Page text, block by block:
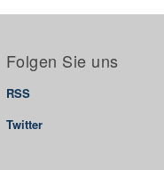
Folgen Sie uns
RSS
Twitter